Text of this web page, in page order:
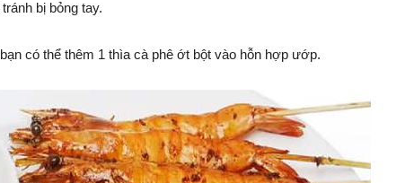
bị bỏng tay.
có thể thêm 1 thìa cà phê ớt bột vào hỗn hợp ướp.